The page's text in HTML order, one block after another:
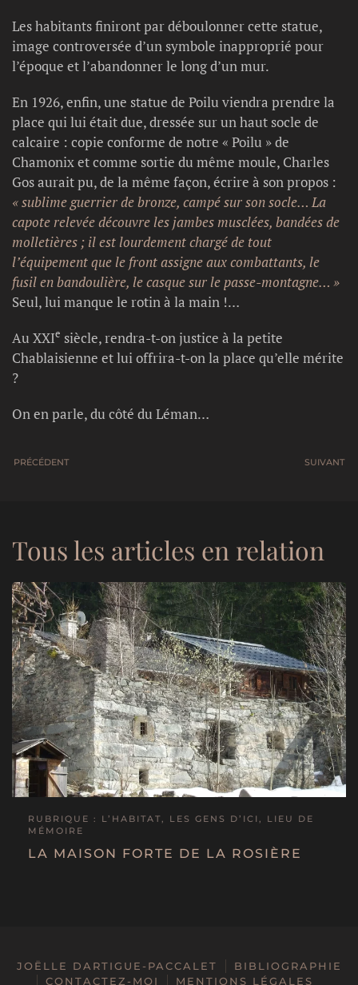
Les habitants finiront par déboulonner cette statue,
image controversée d’un symbole inapproprié pour
l’époque et l’abandonner le long d’un mur.
En 1926, enfin, une statue de Poilu viendra prendre la
place qui lui était due, dressée sur un haut socle de
calcaire : copie conforme de notre « Poilu » de
Chamonix et comme sortie du même moule, Charles
Gos aurait pu, de la même façon, écrire à son propos :
« sublime guerrier de bronze, campé sur son socle… La
capote relevée découvre les jambes musclées, bandées de
molletières ; il est lourdement chargé de tout
l’équipement que le front assigne aux combattants, le
fusil en bandoulière, le casque sur le passe-montagne… »
Seul, lui manque le rotin à la main !…
Au XXIe siècle, rendra-t-on justice à la petite
Chablaisienne et lui offrira-t-on la place qu’elle mérite
?
On en parle, du côté du Léman…
PRÉCÉDENT SUIVANT
Tous les articles en relation
RUBRIQUE : L’HABITAT, LES GENS D’ICI, LIEU DE
MÉMOIRE
LA MAISON FORTE DE LA ROSIÈRE
JOËLLE DARTIGUE-PACCALET
BIBLIOGRAPHIE
CONTACTEZ-MOI
MENTIONS LÉGALES